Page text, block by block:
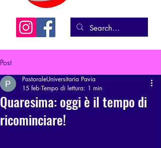
Post
Quaresima: oggi è il tempo di
ricominciare!
PastoraleUniversitaria Pavia
15 feb Tempo di lettura: 1 min